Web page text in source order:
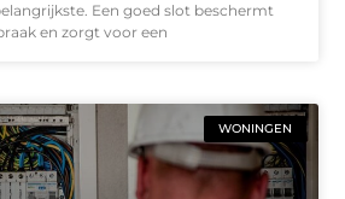
Een goed slot beschermt
en zorgt voor een
WONINGEN